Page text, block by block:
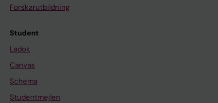
Forskarutbildning
Student
Ladok
Canvas
Schema
Studentmejlen